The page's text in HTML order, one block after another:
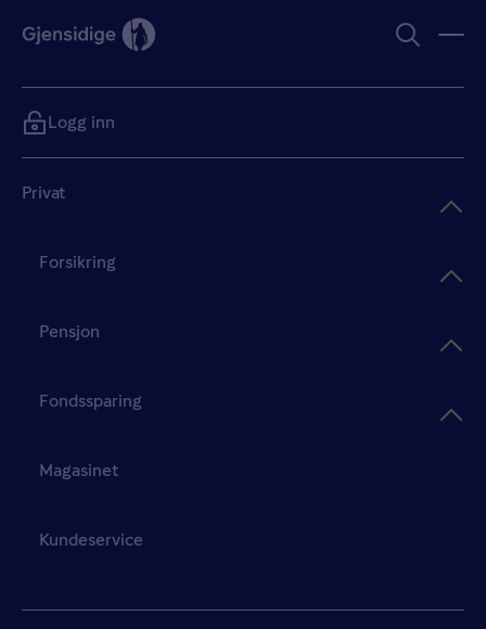
Privat
Forsikring
Pensjon
Fondssparing
Magasinet
Kundeservice
Logg inn